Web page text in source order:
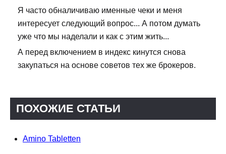
Я часто обналичиваю именные чеки и меня
интересует следующий вопрос... А потом думать
уже что мы наделали и как с этим жить...
А перед включением в индекс кинутся снова
закупаться на основе советов тех же брокеров.
ПОХОЖИЕ СТАТЬИ
Amino Tabletten